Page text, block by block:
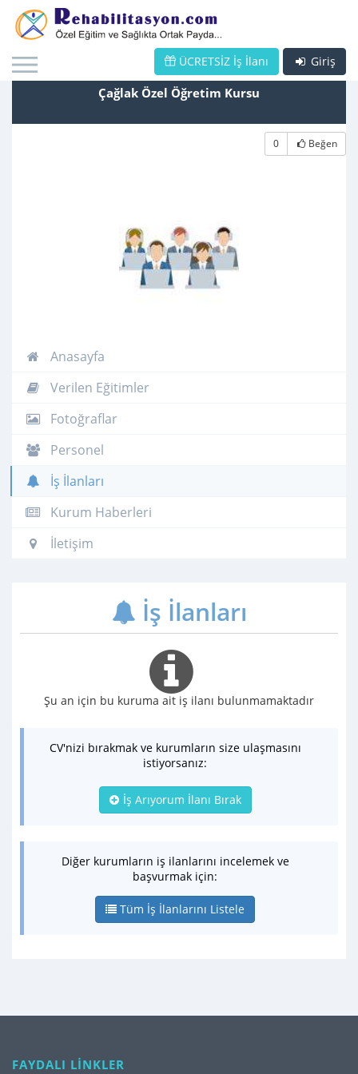
Giriş
ÜCRETSİZ İş İlanı
Çağlak Özel Öğretim Kursu
0 Beğen
Anasayfa
Verilen Eğitimler
Fotoğraflar
Personel
İş İlanları
Kurum Haberleri
İletişim
İş İlanları
Şu an için bu kuruma ait iş ilanı bulunmamaktadır
CV'nizi bırakmak ve kurumların size ulaşmasını
istiyorsanız:
İş Arıyorum İlanı Bırak
Diğer kurumların iş ilanlarını incelemek ve
başvurmak için:
Tüm İş İlanlarını Listele
FAYDALI LİNKLER